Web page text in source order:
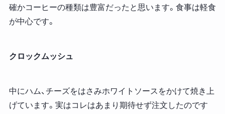
確かコーヒーの種類は豊富だったと思います。食事は軽食
が中心です。
クロックムッシュ
中にハム、チーズをはさみホワイトソースをかけて焼き上
げています。実はコレはあまり期待せず注文したのです